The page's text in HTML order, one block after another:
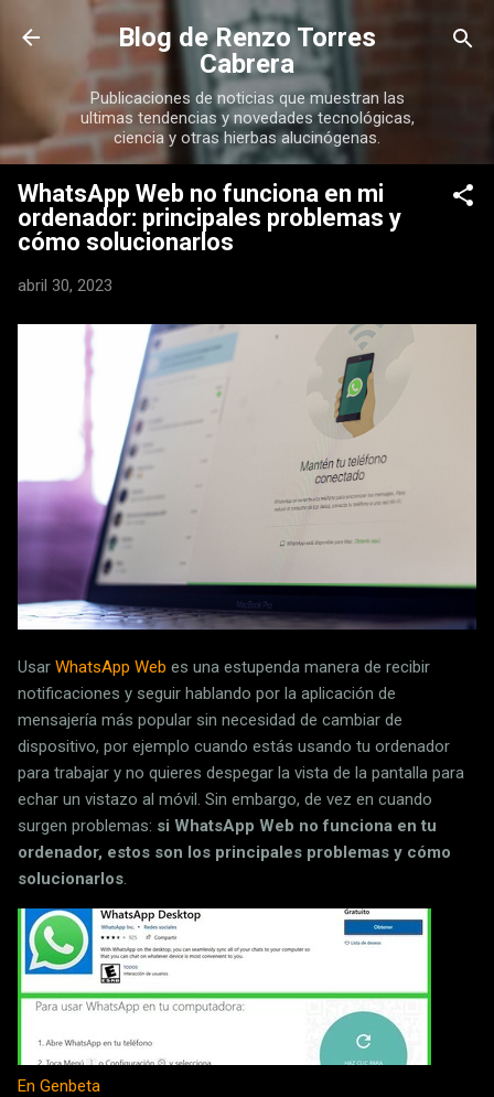
Ir al contenido principal
Blog de Renzo Torres
Cabrera
Publicaciones de noticias que muestran las
ultimas tendencias y novedades tecnológicas,
ciencia y otras hierbas alucinógenas.
WhatsApp Web no funciona en mi
ordenador: principales problemas y
cómo solucionarlos
abril 30, 2023
Usar WhatsApp Web es una estupenda manera de recibir
notificaciones y seguir hablando por la aplicación de
mensajería más popular sin necesidad de cambiar de
dispositivo, por ejemplo cuando estás usando tu ordenador
para trabajar y no quieres despegar la vista de la pantalla para
echar un vistazo al móvil. Sin embargo, de vez en cuando
surgen problemas: si WhatsApp Web no funciona en tu
ordenador, estos son los principales problemas y cómo
solucionarlos.
En Genbeta